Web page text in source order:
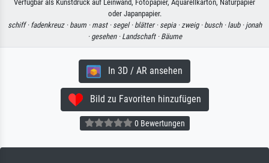
Verfügbar als Kunstdruck auf Leinwand, Fotopapier, Aquarellkarton, Naturpapier
oder Japanpapier.
schiff · fadenkreuz · baum · mast · segel · blätter · sepia ·zweig · busch · laub · jonah
· gesehen · Landschaft · Bäume
In 3D / AR ansehen
Bild zu Favoriten hinzufügen
0 Bewertungen